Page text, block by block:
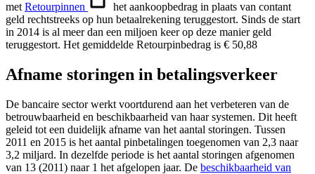
met Retourpinnen
het aankoopbedrag in plaats van contant
geld rechtstreeks op hun betaalrekening teruggestort. Sinds de start
in 2014 is al meer dan een miljoen keer op deze manier geld
teruggestort. Het gemiddelde Retourpinbedrag is € 50,88
Afname storingen in betalingsverkeer
De bancaire sector werkt voortdurend aan het verbeteren van de
betrouwbaarheid en beschikbaarheid van haar systemen. Dit heeft
geleid tot een duidelijk afname van het aantal storingen. Tussen
2011 en 2015 is het aantal pinbetalingen toegenomen van 2,3 naar
3,2 miljard. In dezelfde periode is het aantal storingen afgenomen
van 13 (2011) naar 1 het afgelopen jaar. De beschikbaarheid van